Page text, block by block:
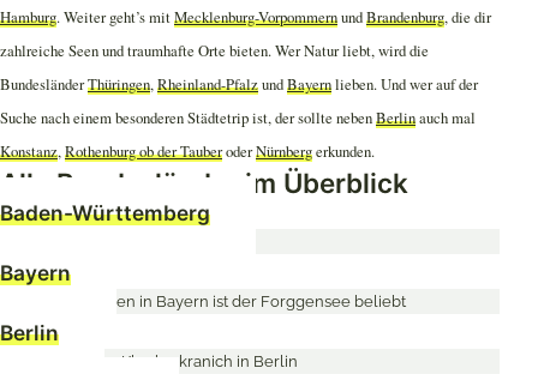
Hamburg. Weiter geht’s mit Mecklenburg-VorpommernundBrandenburg, die dir
zahlreiche Seen und traumhafte Orte bieten. Wer Natur liebt, wird die
BundesländerThüringen, Rheinland-PfalzundBayernlieben. Und wer auf der
Suche nach einem besonderen Städtetrip ist, der sollte nebenBerlinauch mal
Konstanz, Rothenburg ob der TauberoderNürnbergerkunden.
Alle Bundesländer im Überblick
Baden-Württemberg
Bayern
Berlin